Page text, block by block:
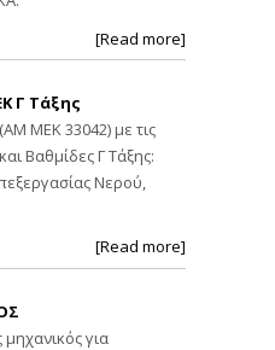
[Read more]
Γ Τάξης
ΜΕΚ 33042) με τις
Βαθμίδες Γ Τάξης:
Νερού,
[Read more]
μηχανικός για